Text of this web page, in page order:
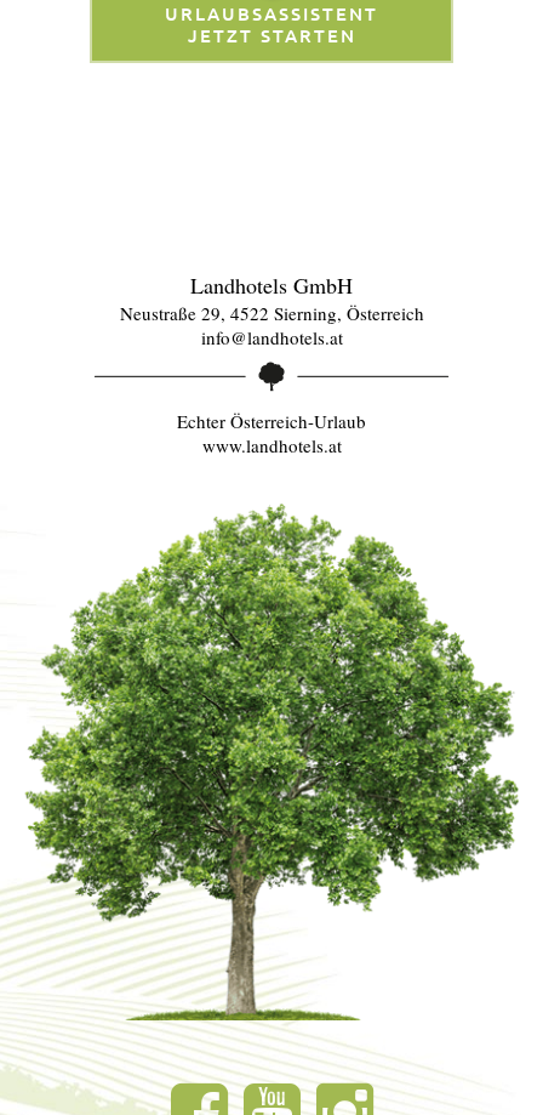
URLAUBSASSISTENT
JETZT STARTEN
Landhotels GmbH
Neustraße 29, 4522 Sierning, Österreich
info@landhotels.at
Echter Österreich-Urlaub
www.landhotels.at